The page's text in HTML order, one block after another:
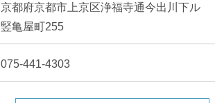
京都府京都市上京区浄福寺通今出川下ル
竪亀屋町255
075-441-4303